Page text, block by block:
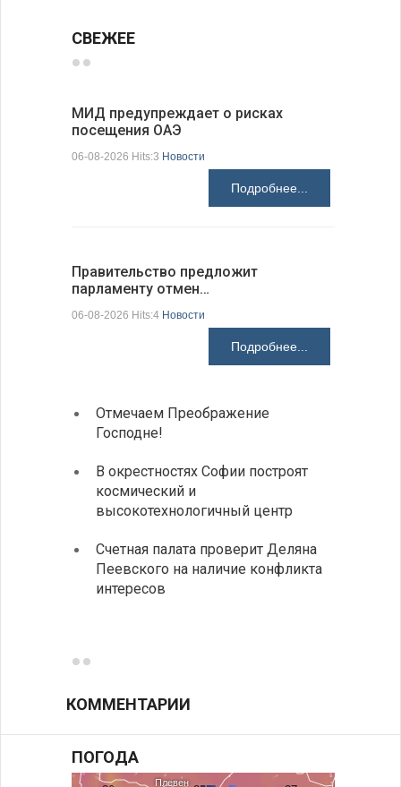
СВЕЖЕЕ
МИД предупреждает о рисках
посещения ОАЭ
06-08-2026 Hits:3 Новости
Подробнее...
Правительство предложит
парламенту отмен…
06-08-2026 Hits:4 Новости
Подробнее...
Отмечаем Преображение
Господне!
В окрестностях Софии построят
космический и
высокотехнологичный центр
Счетная палата проверит Деляна
Пеевского на наличие конфликта
интересов
КОММЕНТАРИИ
ПОГОДА